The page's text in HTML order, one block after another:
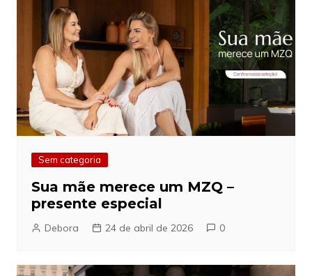
Sem categoria
Sua mãe merece um MZQ –
presente especial
Debora 24 de abril de 2026 0